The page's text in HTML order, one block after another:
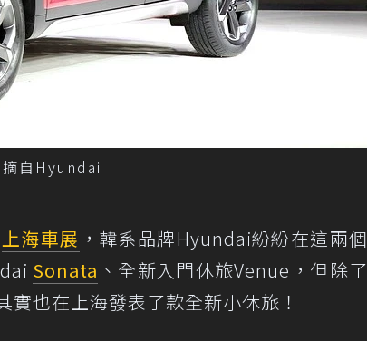
自Hyundai
上海車展 ，韓系品牌Hyundai紛紛在這兩個
Sonata 、全新入門休旅Venue，但除了
實也在上海發表了款全新小休旅！